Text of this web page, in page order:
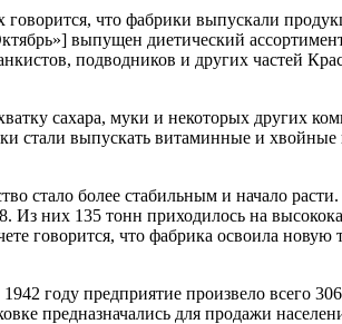
что фабрики выпускали
выпущен диетический
подводников и других частей
сахара, муки и некоторых других
стали выпускать витаминные и
более стабильным и начало
Из них 135 тонн приходилось на
говорится, что фабрика освоила новую
году предприятие произвело всего
предназначались для продажи